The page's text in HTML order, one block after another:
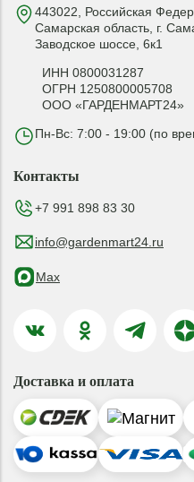
443022, Российская
Самарская область, г.
Заводское шоссе, 6к1
ИНН 0800031287
ОГРН 1250800005708
ООО «ГАРДЕНМАРТ24»
Пн-Вс: 7:00 - 19:00 (по
Контакты
+7 991 898 83 30
info@gardenmart24.ru
Max
Доставка и оплата